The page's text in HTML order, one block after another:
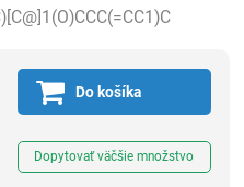
Do košíka
Dopytovať väčšie množstvo